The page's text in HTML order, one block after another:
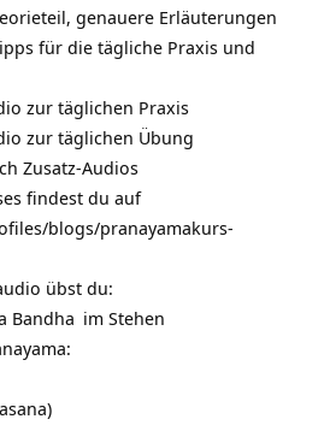
genauere Erläuterungen
für die tägliche Praxis und
zur täglichen Praxis
zur täglichen Übung
Zusatz-Audios
findest du auf
blogs/pranayamakurs-
übst du:
Bandha im Stehen